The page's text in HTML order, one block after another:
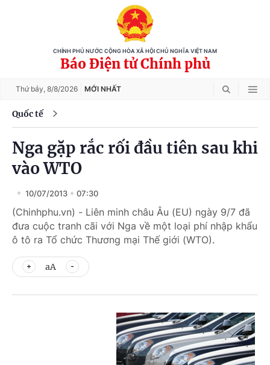
CHÍNH PHỦ NƯỚC CỘNG HÒA XÃ HỘI CHỦ NGHĨA VIỆT NAM
Báo Điện tử Chính phủ
Thứ bảy, 8/8/2026 MỚI NHẤT
Quốc tế
Nga gặp rắc rối đầu tiên sau khi
vào WTO
10/07/2013 07:30
(Chinhphu.vn) - Liên minh châu Âu (EU) ngày 9/7 đã
đưa cuộc tranh cãi với Nga về một loại phí nhập khẩu
ô tô ra Tổ chức Thương mại Thế giới (WTO).
aA